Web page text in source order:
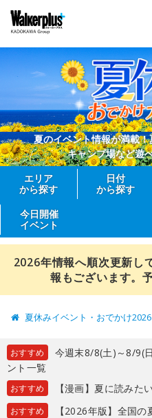
夏のイベント情報が満載
キャンプ場など遊
エリア
から探す
日付
から探す
今日開催
イベント
2026年情報へ順次更新し
報もございます。
夏休みイベント・おでかけ2026
おすすめ
今週末8/8(土)～8/9(
ント一覧
おすすめ 【漫画】夏に読みた
おすすめ
【2026年版】全国